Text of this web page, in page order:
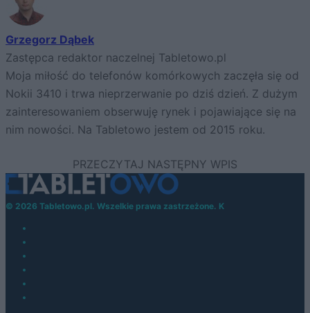
Grzegorz Dąbek
Zastępca redaktor naczelnej Tabletowo.pl
Moja miłość do telefonów komórkowych zaczęła się od
Nokii 3410 i trwa nieprzerwanie po dziś dzień. Z dużym
zainteresowaniem obserwuję rynek i pojawiające się na
nim nowości. Na Tabletowo jestem od 2015 roku.
© 2026 Tabletowo.pl. Wszelkie prawa zastrzeżone. K